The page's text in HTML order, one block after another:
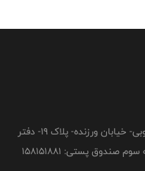
تهران- میدان هفت تیر- خیابان مفتح جنوبی- خیابان ورزنده- پلاک 19- دفتر
پستی: 158151881